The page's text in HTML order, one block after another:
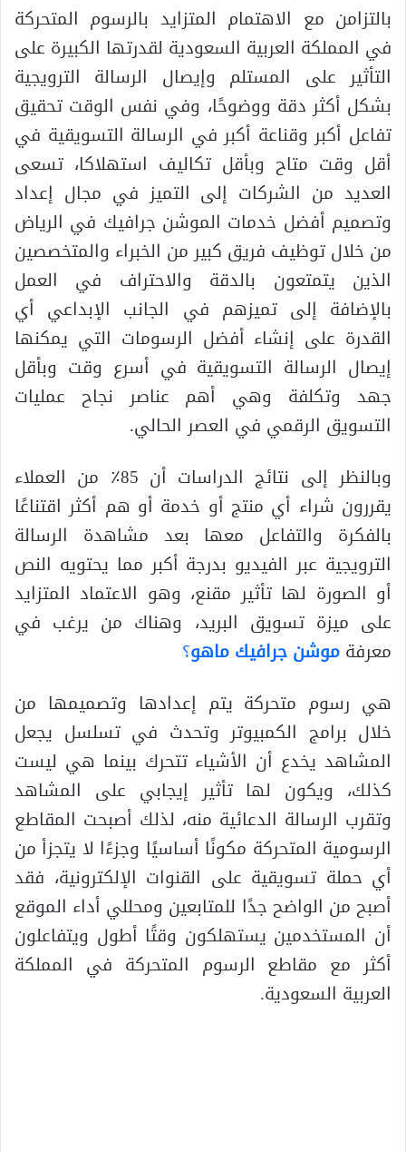
بالتزامن مع الاهتمام المتزايد بالرسوم المتحركة
في المملكة العربية السعودية لقدرتها الكبيرة على
التأثير على المستلم وإيصال الرسالة الترويجية
بشكل أكثر دقة ووضوحًا، وفي نفس الوقت تحقيق
تفاعل أكبر وقناعة أكبر في الرسالة التسويقية في
أقل وقت متاح وبأقل تكاليف استهلاكا، تسعى
العديد من الشركات إلى التميز في مجال إعداد
وتصميم أفضل خدمات الموشن جرافيك في الرياض
من خلال توظيف فريق كبير من الخبراء والمتخصصين
الذين يتمتعون بالدقة والاحتراف في العمل
بالإضافة إلى تميزهم في الجانب الإبداعي أي
القدرة على إنشاء أفضل الرسومات التي يمكنها
إيصال الرسالة التسويقية في أسرع وقت وبأقل
جهد وتكلفة وهي أهم عناصر نجاح عمليات
التسويق الرقمي في العصر الحالي.
وبالنظر إلى نتائج الدراسات أن 85٪ من العملاء
يقررون شراء أي منتج أو خدمة أو هم أكثر اقتناعًا
بالفكرة والتفاعل معها بعد مشاهدة الرسالة
الترويجية عبر الفيديو بدرجة أكبر مما يحتويه النص
أو الصورة لها تأثير مقنع، وهو الاعتماد المتزايد
على ميزة تسويق البريد، وهناك من يرغب في
معرفةموشن جرافيك ماهو؟
هي رسوم متحركة يتم إعدادها وتصميمها من
خلال برامج الكمبيوتر وتحدث في تسلسل يجعل
المشاهد يخدع أن الأشياء تتحرك بينما هي ليست
كذلك، ويكون لها تأثير إيجابي على المشاهد
وتقرب الرسالة الدعائية منه، لذلك أصبحت المقاطع
الرسومية المتحركة مكونًا أساسيًا وجزءًا لا يتجزأ من
أي حملة تسويقية على القنوات الإلكترونية، فقد
أصبح من الواضح جدًا للمتابعين ومحللي أداء الموقع
أن المستخدمين يستهلكون وقتًا أطول ويتفاعلون
أكثر مع مقاطع الرسوم المتحركة في المملكة
العربية السعودية.